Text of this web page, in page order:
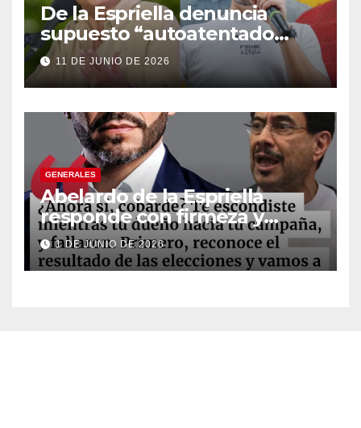
De la Espriella denuncia
supuesto “autoatentado
legislativo” tras decisión de
suspender provisionalmente
a Petro
11 DE JUNIO DE 2026
GENERALES
Abelardo de la Espriella
responde con firmeza y
fortalece su imagen de
liderazgo ante la controversia
1 DE JUNIO DE 2026